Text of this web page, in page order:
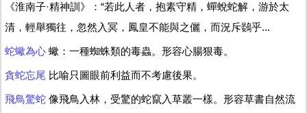
《淮南子·精神訓》：“若此人者，抱素守精，蟬蛻蛇解，游於太
清，輕舉獨往，忽然入冥，鳳皇不能與之儷，而況斥鷃乎...
蛇蠍為心 蠍：一種蜘蛛類的毒蟲。形容心腸狠毒。
貪蛇忘尾 比喻只圖眼前利益而不考慮後果。
飛鳥驚蛇 像飛鳥入林，受驚的蛇竄入草叢一樣。形容草書自然流